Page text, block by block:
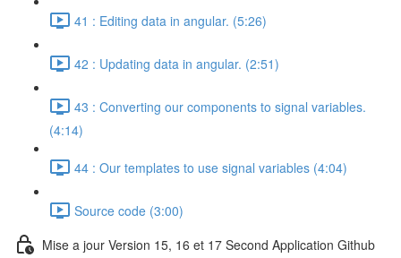
41 : Editing data in angular. (5:26)
42 : Updating data in angular. (2:51)
43 : Converting our components to signal variables.
(4:14)
44 : Our templates to use signal variables (4:04)
Source code (3:00)
Mise a jour Version 15, 16 et 17 Second Application Github